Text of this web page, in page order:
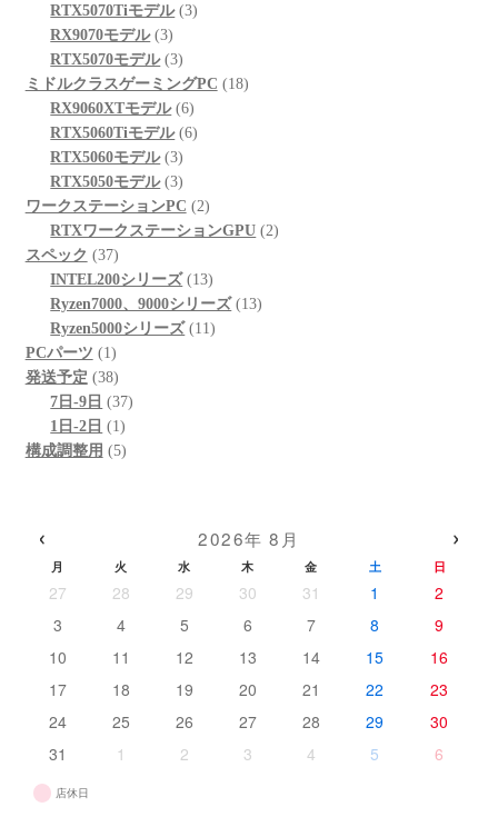
商
の
品
個
品
RTX5070Tiモデル 33
商
品
RX9070モデル 33
個
の
商
品
RTX5070モデル 33
個
の
商
品
ミドルクラスゲーミングPC 1818
RX9060XTモデル 66
個
品
RTX5060Tiモデル 66
商
品
RTX5060モデル 33
個
の
商
RTX5050モデル 33
個
の
品
ワークステーションPC 22
個
商
品
RTXワークステーションGPU 22
スペック 3737
個
の
商
品
INTEL200シリーズ 1313
個
の
Ryzen7000、9000シリーズ 1313
Ryzen5000シリーズ 1111
PCパーツ 11
個
の
商
品
発送予定 3838
個
の
商
7日-9日 3737
1日-2日 11
個
構成調整用 55
‹ 2026年 8月 ›
月 火 水 木 金 土 日
27 28 29 30 31 1
2
3
4 5 6 7 8
9
10
11 12 13 14 15
16
17
18 19 20 21 22
23
24
25 26 27 28 29
30
31
1 2 3 4 5 6
店休日